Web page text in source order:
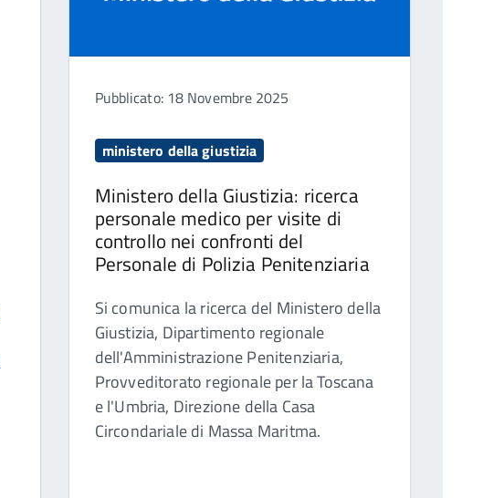
Pubblicato: 18 Novembre 2025
ministero della giustizia
Ministero della Giustizia: ricerca
personale medico per visite di
controllo nei confronti del
Personale di Polizia Penitenziaria
Si comunica la ricerca del Ministero della
Giustizia, Dipartimento regionale
dell'Amministrazione Penitenziaria,
Provveditorato regionale per la Toscana
e l'Umbria, Direzione della Casa
Circondariale di Massa Maritma.